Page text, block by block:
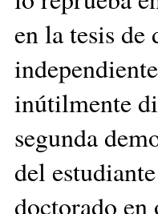
en la tesis de
inútilmente
segunda
del
doctorado